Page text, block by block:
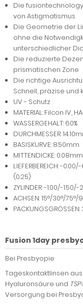
Die
von Astigmatismus
Die Geometrie der
ohne die
unterschiedlicher
Die reduzierte
prismatischen Zone
Die richtige
Schnell, präzise und
UV - Schutz
MATERIAL: Filcon IV,
WASSERGEHALT: 60%
DURCHMESSER:
BASISKURVE: 8.50mm
MITTENDICKE: 0.08mm
LIEFERBEREICH: -
(0.25)
ZYLINDER: -1.00/-1.50/-
ACHSEN: 15°/30°/75°/
Fusion 1day
Bei Presbyopie
Tageskontaktlinsen
Hyaluronsäure und
Versorgung bei